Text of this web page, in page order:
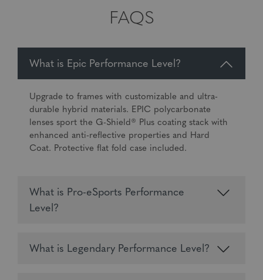
FAQS
What is Epic Performance Level?
Upgrade to frames with customizable and ultra-
durable hybrid materials. EPIC polycarbonate
lenses sport the G-Shield® Plus coating stack with
enhanced anti-reflective properties and Hard
Coat. Protective flat fold case included.
What is Pro-eSports Performance
Level?
What is Legendary Performance Level?